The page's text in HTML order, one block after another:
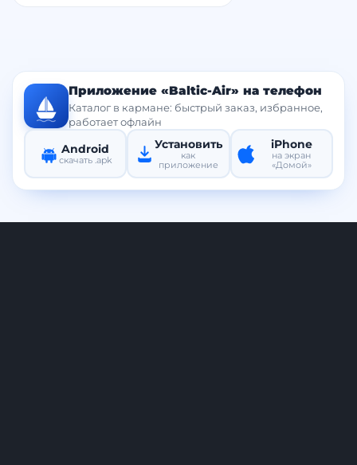
Приложение «Baltic-Air» на телефон
Каталог в кармане: быстрый заказ, избранное,
работает офлайн
Android
скачать .apk
Установить
как
приложение
iPhone
на экран
«Домой»